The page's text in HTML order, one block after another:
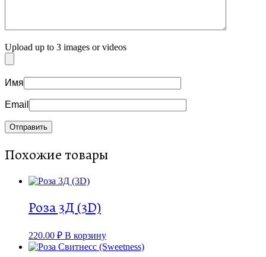
Upload up to 3 images or videos
Имя
Email
Похожие товары
Роза 3Д (3D)
220.00 ₽ В корзину